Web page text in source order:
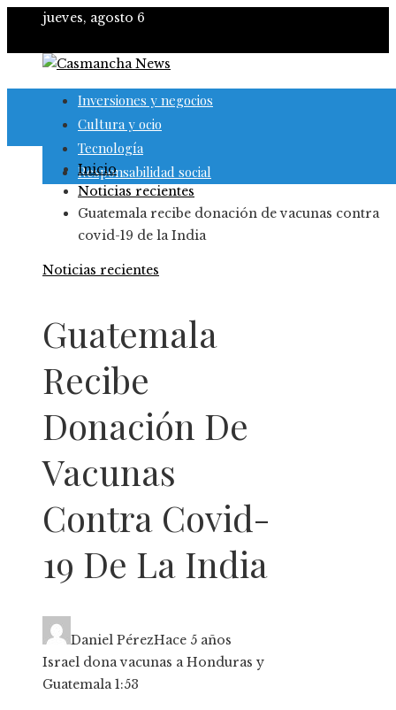
jueves, agosto 6
Inversiones y negocios
Cultura y ocio
Tecnología
Responsabilidad social
Inicio
Noticias recientes
Guatemala recibe donación de vacunas contra
covid-19 de la India
Noticias recientes
Guatemala
Recibe
Donación De
Vacunas
Contra Covid-
19 De La India
Daniel PérezHace 5 años
Israel dona vacunas a Honduras y
Guatemala1:53